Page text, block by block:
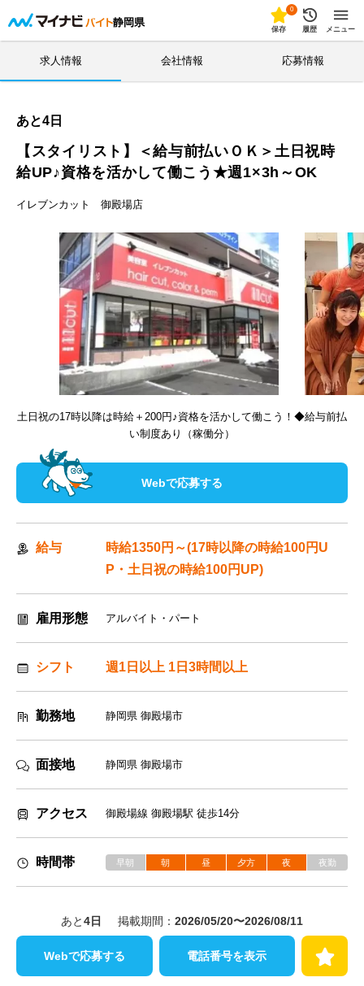
静岡県
0
保存 履歴 メニュー
求人情報 会社情報 応募情報
あと4 日
【スタイリスト】＜給与前払いＯＫ＞土日祝時
給UP♪資格を活かして働こう★週1×3h～OK
イレブンカット 御殿場店
土日祝の17時以降は時給＋200円♪資格を活かして働こう！◆給与前払
Webで応募する
給与
時給1350円～(17時以降の時給100円U
P・土日祝の時給100円UP)
雇用形態 アルバイト・パート
シフト 週1日以上 1日3時間以上
勤務地 静岡県 御殿場市
面接地 静岡県 御殿場市
アクセス 御殿場線 御殿場駅 徒歩14分
時間帯 早朝 朝 昼 夕方 夜 夜勤
あと4日 掲載期間： 2026/05/20〜2026/08/11
Webで応募する 電話番号を表示